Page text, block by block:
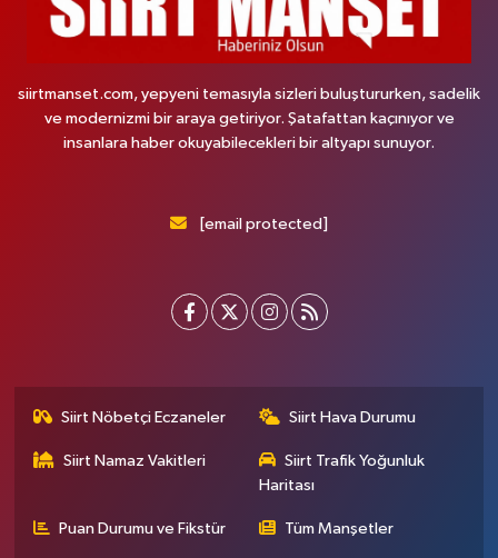
siirtmanset.com, yepyeni temasıyla sizleri buluştururken, sadelik
ve modernizmi bir araya getiriyor. Şatafattan kaçınıyor ve
insanlara haber okuyabilecekleri bir altyapı sunuyor.
[email protected]
Siirt Nöbetçi Eczaneler Siirt Hava Durumu
Siirt Namaz Vakitleri
Siirt Trafik Yoğunluk
Haritası
Puan Durumu ve Fikstür Tüm Manşetler